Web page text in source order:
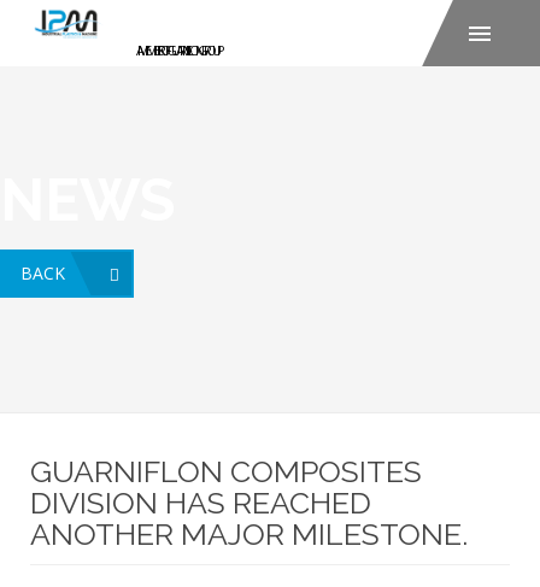
BACK
GUARNIFLON COMPOSITES
DIVISION HAS REACHED
ANOTHER MAJOR MILESTONE.